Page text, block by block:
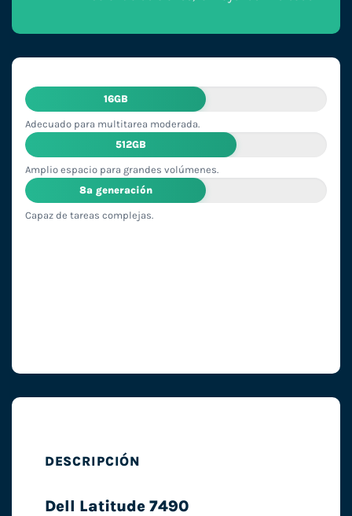
16GB
Adecuado para multitarea moderada.
512GB
Amplio espacio para grandes volúmenes.
8ª generación
Capaz de tareas complejas.
DESCRIPCIÓN
Dell Latitude 7490